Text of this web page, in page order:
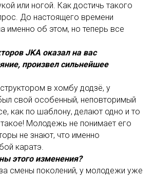
или ногой. Как достичь такого
До настоящего времени
именно об этом, но теперь все
JKA оказал на вас
произвел сильнейшее
в хомбу додзё, у
свой особенный, неповторимый
как по шаблону, делают одно и то
Молодежь не понимает его
не знают, что именно
каратэ.
этого изменения?
смены поколений, у молодежи уже